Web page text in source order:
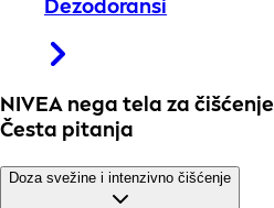
Dezodoransi
NIVEA nega tela za čišćenje
Česta pitanja
Doza svežine i intenzivno čišćenje